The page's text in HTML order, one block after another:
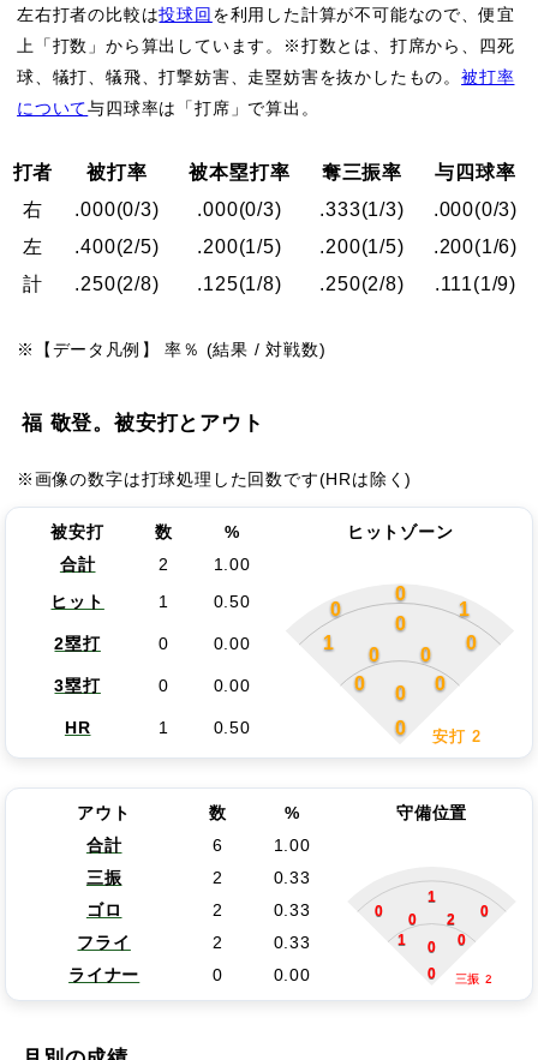
左右打者の比較は投球回を利用した計算が不可能なので、便宜
上「打数」から算出しています。※打数とは、打席から、四死
球、犠打、犠飛、打撃妨害、走塁妨害を抜かしたもの。被打率
について与四球率は「打席」で算出。
打者 被打率 被本塁打率 奪三振率
与四球率
右
.000(0/3) .000(0/3) .333(1/3) .000(0/3)
左
.400(2/5) .200(1/5) .200(1/5) .200(1/6)
計
.250(2/8) .125(1/8) .250(2/8) .111(1/9)
※【データ凡例】 率％ (結果 / 対戦数)
福 敬登。被安打とアウト
※画像の数字は打球処理した回数です(HRは除く)
被安打 数 %
ヒットゾーン
合計
2 1.00
ヒット 1 0.50 0
0
1
1
0
0
0
0
0
0
0
0 安打 2
2塁打 0 0.00
3塁打 0 0.00
HR 1 0.50
アウト 数 %
守備位置
合計
6
1.00
三振
2 0.33
0
1
0
0
2
1
0
0
0 三振 2
ゴロ 2
0.33
フライ
2
0.33
ライナー
0 0.00